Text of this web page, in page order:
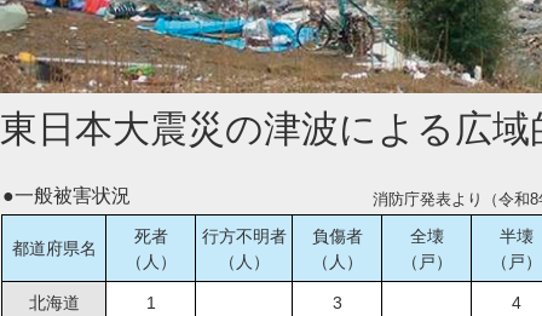
東日本大震災の津波による広
●一般被害状況 消防庁発表より（令和
都道府県名
死者
（人）
行方不明者
（人）
負傷者
（人）
全壊
（戸）
半壊
（戸）
北海道 1 3 4